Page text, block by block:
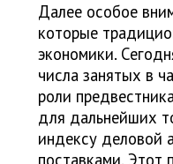
Далее особое
которые
экономики.
числа занятых в
роли
для дальнейших
индексу деловой
поставками. Этот